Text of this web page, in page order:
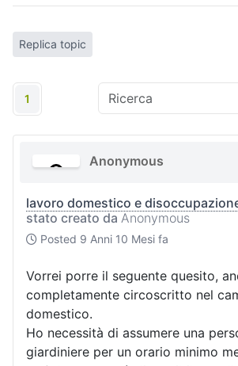
Replica topic
1
Anonymous
lavoro domestico e
stato creato da Anonymous
Posted 9 Anni 10 Mesi fa
Vorrei porre il seguente quesito,
completamente circoscritto nel
domestico.
Ho necessità di assumere una
giardiniere per un orario minimo